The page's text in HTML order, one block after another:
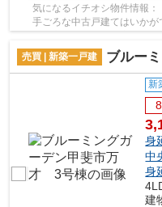
気になるイチオシ物件情報
手ごろな中古戸建てはいか
売買 | 新築一戸建
ブルーミ
新
身
中
身
建